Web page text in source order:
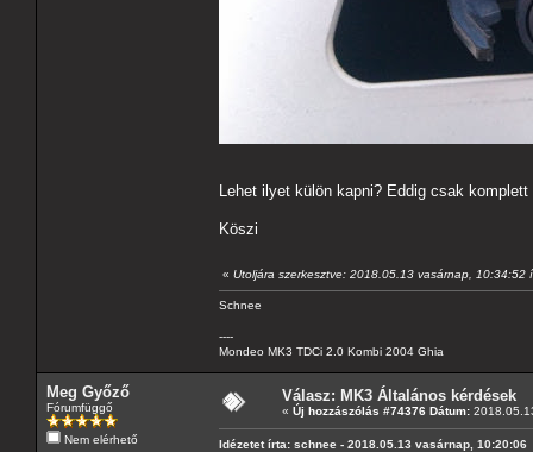
Lehet ilyet külön kapni? Eddig csak
Köszi
« Utoljára szerkesztve: 2018.05.13 vasárnap, 10:34:52
Schnee
----
Mondeo MK3 TDCi 2.0 Kombi 2004 Ghia
Meg Győző
Fórumfüggő
Nem elérhető
Válasz: MK3 Általános kérdések
« Új hozzászólás #74376 Dátum:
Idézetet írta: schnee - 2018.05.13 vasárnap, 10:20:06